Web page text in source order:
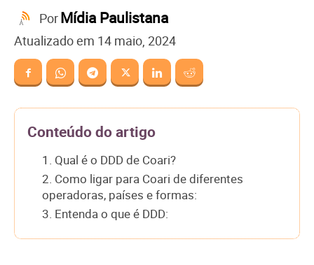
PorMídia Paulistana
Atualizado em 14 maio, 2024
Conteúdo do artigo
1. Qual é o DDD de Coari?
2. Como ligar para Coari de diferentes
operadoras, países e formas:
3. Entenda o que é DDD: